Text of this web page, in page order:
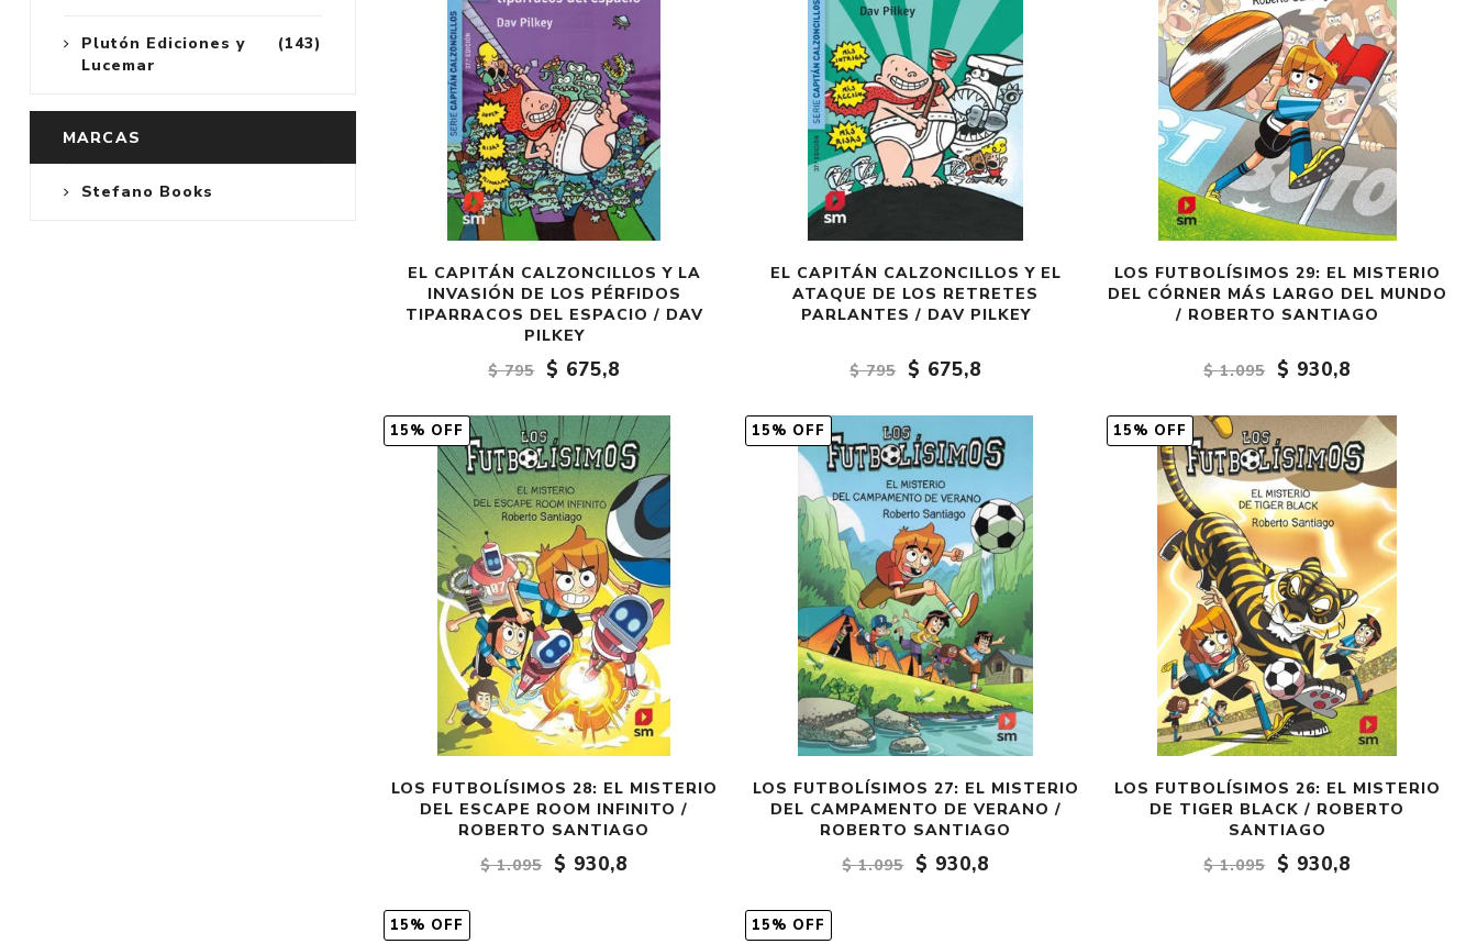
EL CAPITÁN CALZONCILLOS Y LA
INVASIÓN DE LOS PÉRFIDOS
TIPARRACOS DEL ESPACIO / DAV
PILKEY
$ 795
$ 675,8
EL CAPITÁN CALZONCILLOS Y EL
ATAQUE DE LOS RETRETES
PARLANTES / DAV PILKEY
$ 795 $ 675,8
LOS FUTBOLÍSIMOS 29: EL MISTERIO
DEL CÓRNER MÁS LARGO DEL MUNDO
/ ROBERTO SANTIAGO
$ 1.095 $ 930,8
15% OFF
LOS FUTBOLÍSIMOS 28: EL MISTERIO
DEL ESCAPE ROOM INFINITO /
ROBERTO SANTIAGO
$ 1.095
$ 930,8
15% OFF
LOS FUTBOLÍSIMOS 27: EL MISTERIO
DEL CAMPAMENTO DE VERANO /
ROBERTO SANTIAGO
$ 1.095
$ 930,8
15% OFF
LOS FUTBOLÍSIMOS 26: EL MISTERIO
DE TIGER BLACK / ROBERTO
SANTIAGO
$ 1.095
$ 930,8
15% OFF 15% OFF
(143)
Plutón Ediciones y
Lucemar
MARCAS
Stefano Books